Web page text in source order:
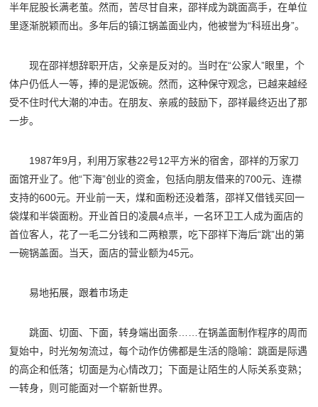
半年屁股长满老茧。然而，苦尽甘自来，邵祥成为跳面高手，在单位
里逐渐脱颖而出。多年后的镇江锅盖面业内，他被誉为“科班出身”。
现在邵祥想辞职开店，父亲是反对的。当时在“公家人”眼里，个
体户仍低人一等，捧的是泥饭碗。然而，这种保守观念，已越来越经
受不住时代大潮的冲击。在朋友、亲戚的鼓励下，邵祥最终迈出了那
一步。
1987年9月，利用万家巷22号12平方米的宿舍，邵祥的万家刀
面馆开业了。他“下海”创业的资金，包括向朋友借来的700元、连襟
支持的600元。开业前一天，煤和面粉还没着落，邵祥又借钱买回一
袋煤和半袋面粉。开业首日的凌晨4点半，一名环卫工人成为面店的
首位客人，花了一毛二分钱和二两粮票，吃下邵祥下海后“跳”出的第
一碗锅盖面。当天，面店的营业额为45元。
易地拓展，跟着市场走
跳面、切面、下面，转身端出面条……在锅盖面制作程序的周而
复始中，时光匆匆流过，每个动作仿佛都是生活的隐喻：跳面是际遇
的高企和低落；切面是为心情改刀；下面是让陌生的人际关系变熟；
一转身，则可能面对一个崭新世界。